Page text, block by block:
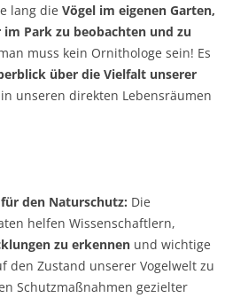
lang die Vögel im eigenen Garten,
Park zu beobachten und zu
muss kein Ornithologe sein! Es
über die Vielfalt unserer
in unseren direkten Lebensräumen
den Naturschutz: Die
helfen Wissenschaftlern,
zu erkennen und wichtige
den Zustand unserer Vogelwelt zu
Schutzmaßnahmen gezielter